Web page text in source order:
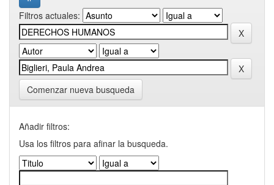
Filtros actuales:
Comenzar nueva busqueda
Añadir filtros:
Usa los filtros para afinar la busqueda.